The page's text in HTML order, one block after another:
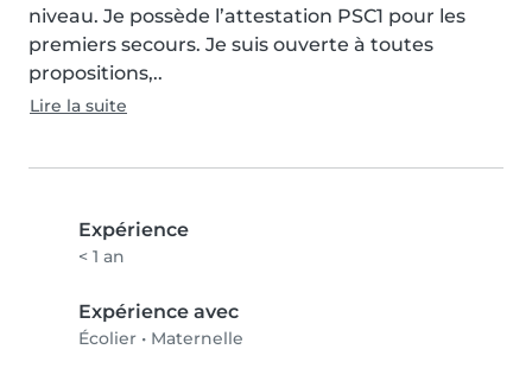
niveau. Je possède l’attestation PSC1 pour les
premiers secours. Je suis ouverte à toutes
propositions,..
Lire la suite
Expérience
< 1 an
Expérience avec
Écolier • Maternelle